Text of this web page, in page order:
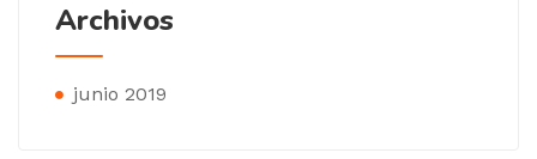
Archivos
junio 2019